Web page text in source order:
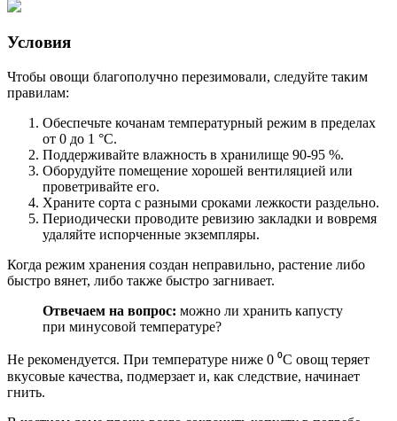
Условия
Чтобы овощи благополучно перезимовали, следуйте таким
правилам:
Обеспечьте кочанам температурный режим в пределах
от 0 до 1 °С.
Поддерживайте влажность в хранилище 90-95 %.
Оборудуйте помещение хорошей вентиляцией или
проветривайте его.
Храните сорта с разными сроками лежкости раздельно.
Периодически проводите ревизию закладки и вовремя
удаляйте испорченные экземпляры.
Когда режим хранения создан неправильно, растение либо
быстро вянет, либо также быстро загнивает.
Отвечаем на вопрос: можно ли хранить капусту
при минусовой температуре?
Не рекомендуется. При температуре ниже 0 ⁰С овощ теряет
вкусовые качества, подмерзает и, как следствие, начинает
гнить.